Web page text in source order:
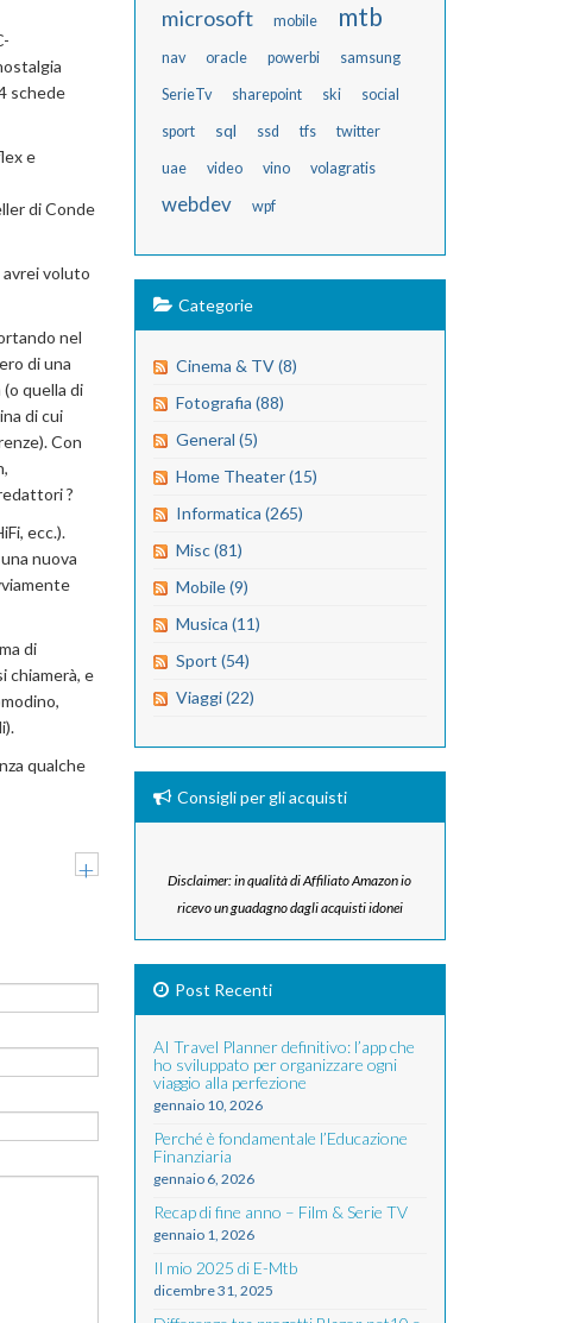
schede
e
di Conde
avrei voluto
nel
di una
quella di
di cui
Con
?
ecc.).
nuova
di
chiamerà, e
qualche
+
microsoft mobile mtb
nav oracle powerbi samsung
SerieTv sharepoint ski social
sport sql ssd tfs twitter
uae video vino volagratis
webdev wpf
Categorie
Cinema & TV (8)
Fotografia (88)
General (5)
Home Theater (15)
Informatica (265)
Misc (81)
Mobile (9)
Musica (11)
Sport (54)
Viaggi (22)
Consigli per gli acquisti
Disclaimer: in qualità di Affiliato Amazon io
ricevo un guadagno dagli acquisti idonei
Post Recenti
AI Travel Planner definitivo: l’app che
ho sviluppato per organizzare ogni
viaggio alla perfezione
gennaio 10, 2026
Perché è fondamentale l’Educazione
Finanziaria
gennaio 6, 2026
Recap di fine anno – Film & Serie TV
gennaio 1, 2026
Il mio 2025 di E-Mtb
dicembre 31, 2025